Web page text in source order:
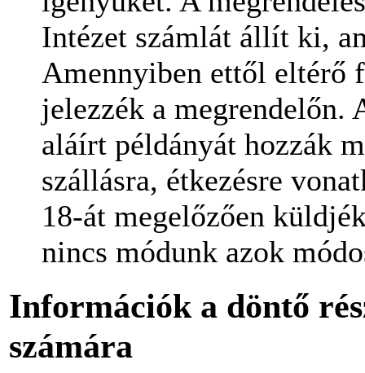
Intézet számlát állít ki,
Amennyiben ettől eltérő
jelezzék a megrendelőn.
aláírt példányát hozzák
szállásra, étkezésre
18-át megelőzően
nincs módunk azok
Információk a döntő
számára